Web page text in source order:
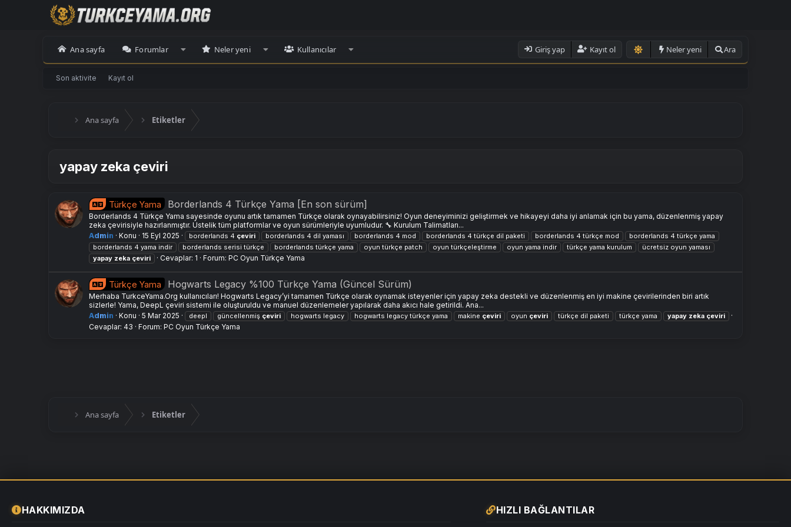
Ana sayfa Forumlar Neler yeni Kullanıcılar Giriş yap Kayıt ol Neler yeni Ara
Son aktivite Kayıt ol
Ana sayfa Etiketler
yapay zeka çeviri
Türkçe Yama Borderlands 4 Türkçe Yama [En son sürüm]
Borderlands 4 Türkçe Yama sayesinde oyunu artık tamamen Türkçe olarak oynayabilirsiniz! Oyun deneyiminizi geliştirmek ve hikayeyi daha iyi anlamak için bu yama, düzenlenmiş yapay
zeka çevirisiyle hazırlanmıştır. Üstelik tüm platformlar ve oyun sürümleriyle uyumludur. 🔧 Kurulum Talimatları...
Admin
Konu 15 Eyl 2025 borderlands 4 çeviri borderlands 4 dil yaması borderlands 4 mod borderlands 4 türkçe dil paketi borderlands 4 türkçe mod
borderlands 4 türkçe yama
borderlands 4 yama indir
borderlands serisi türkçe borderlands türkçe yama oyun türkçe patch oyun türkçeleştirme oyun yama indir türkçe yama kurulum
ücretsiz oyun yaması
yapay zeka çeviri Cevaplar: 1 Forum: PC Oyun Türkçe Yama
Türkçe Yama Hogwarts Legacy %100 Türkçe Yama (Güncel Sürüm)
Merhaba TurkceYama.Org kullanıcıları! Hogwarts Legacy’yi tamamen Türkçe olarak oynamak isteyenler için yapay zeka destekli ve düzenlenmiş en iyi makine çevirilerinden biri artık
sizlerle! Yama, DeepL çeviri sistemi ile oluşturuldu ve manuel düzenlemeler yapılarak daha akıcı hale getirildi. Ana...
Admin
Konu 5 Mar 2025 deepl güncellenmiş çeviri hogwarts legacy hogwarts legacy türkçe yama makine çeviri oyun çeviri türkçe dil paketi türkçe yama yapay zeka çeviri
Cevaplar: 43 Forum: PC Oyun Türkçe Yama
Ana sayfa Etiketler
HAKKIMIZDA HIZLI BAĞLANTILAR